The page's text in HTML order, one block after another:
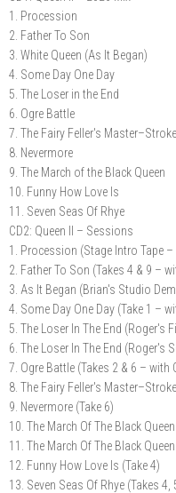
1. Procession
2. Father To Son
3. White Queen (As It Began)
4. Some Day One Day
5. The Loser in the End
6. Ogre Battle
7. The Fairy Feller's Master–Stroke
8. Nevermore
9. The March of the Black Queen
10. Funny How Love Is
11. Seven Seas Of Rhye
CD2: Queen II – Sessions
1. Procession (Stage Intro Tape
2. Father To Son (Takes 4 & 9 –
3. As It Began (Brian's Studio
4. Some Day One Day (Take 1 –
5. The Loser In The End (Roger's
6. The Loser In The End (Roger's
7. Ogre Battle (Takes 2 & 6 – with
8. The Fairy Feller's
9. Nevermore (Take 6)
10. The March Of The Black
11. The March Of The Black
12. Funny How Love Is (Take 4)
13. Seven Seas Of Rhye (Takes 4,